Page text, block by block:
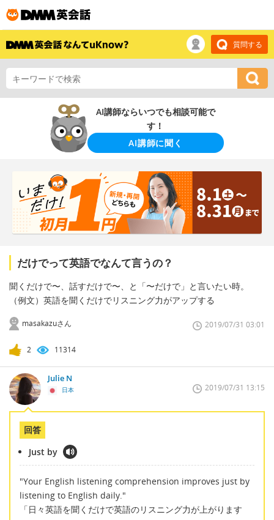
質問する
AI講師ならいつでも相談可能で
す！
AI講師に聞く
だけでって英語でなんて言うの？
聞くだけで〜、話すだけで〜、と「〜だけで」と言いたい時。
（例文）英語を聞くだけでリスニング力がアップする
masakazuさん 2019/07/31 03:01
2 11314
Julie N
日本 2019/07/31 13:15
回答
Just by
"Your English listening comprehension improves just by
listening to English daily."
「日々英語を聞くだけで英語のリスニング力が上がります